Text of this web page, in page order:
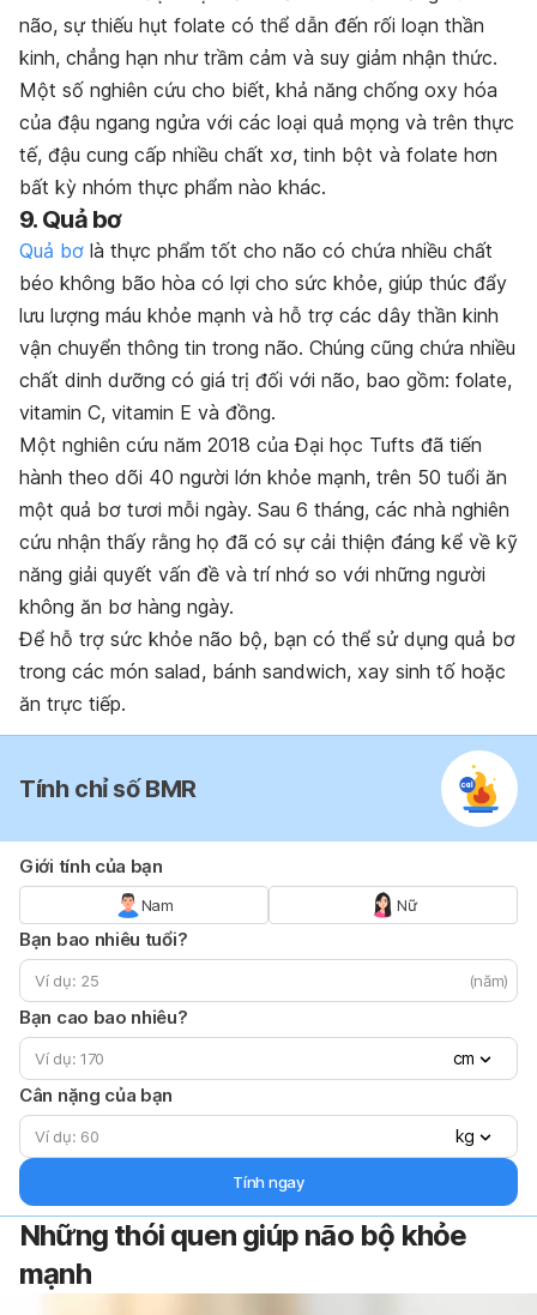
não, sự thiếu hụt folate có thể dẫn đến rối loạn thần
kinh, chẳng hạn như trầm cảm và suy giảm nhận thức.
Một số nghiên cứu cho biết, khả năng chống oxy hóa
của đậu ngang ngửa với các loại quả mọng và trên thực
tế, đậu cung cấp nhiều chất xơ, tinh bột và folate hơn
bất kỳ nhóm thực phẩm nào khác.
9. Quả bơ
Quả bơ là thực phẩm tốt cho não có chứa nhiều chất
béo không bão hòa có lợi cho sức khỏe, giúp thúc đẩy
lưu lượng máu khỏe mạnh và hỗ trợ các dây thần kinh
vận chuyển thông tin trong não. Chúng cũng chứa nhiều
chất dinh dưỡng có giá trị đối với não, bao gồm: folate,
vitamin C, vitamin E và đồng.
Một nghiên cứu năm 2018 của Đại học Tufts đã tiến
hành theo dõi 40 người lớn khỏe mạnh, trên 50 tuổi ăn
một quả bơ tươi mỗi ngày. Sau 6 tháng, các nhà nghiên
cứu nhận thấy rằng họ đã có sự cải thiện đáng kể về kỹ
năng giải quyết vấn đề và trí nhớ so với những người
không ăn bơ hàng ngày.
Để hỗ trợ sức khỏe não bộ, bạn có thể sử dụng quả bơ
trong các món salad, bánh sandwich, xay sinh tố hoặc
ăn trực tiếp.
Tính chỉ số BMR
Giới tính của bạn
Nam Nữ
Bạn bao nhiêu tuổi?
(năm)
Bạn cao bao nhiêu?
cm
Cân nặng của bạn
kg
Tính ngay
Những thói quen giúp não bộ khỏe
mạnh